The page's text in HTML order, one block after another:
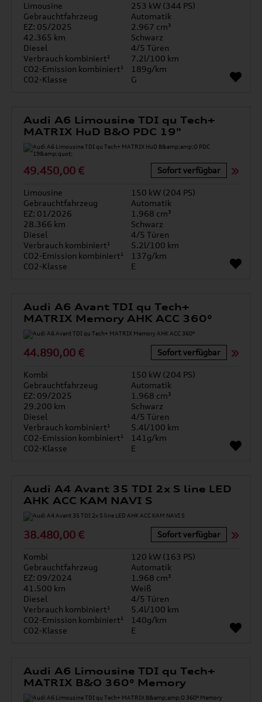
Limousine
253 kW (344 PS)
Gebrauchtfahrzeug
Automatik
EZ: 05/2025
2.967 cm³
42.365 km
Schwarz
Diesel
4/5 Türen
Verbrauch kombiniert¹
7.2l/100 km
CO2-Emission kombiniert¹
189g/km
CO2-Klasse
G
Audi A6 Limousine TDI qu Tech+
MATRIX HuD B&O PDC 19"
49.450,00 € Sofort verfügbar
Limousine
150 kW (204 PS)
Gebrauchtfahrzeug
Automatik
EZ: 01/2026
1.968 cm³
28.366 km
Schwarz
Diesel
4/5 Türen
Verbrauch kombiniert¹
5.2l/100 km
CO2-Emission kombiniert¹
137g/km
CO2-Klasse
E
Audi A6 Avant TDI qu Tech+
MATRIX Memory AHK ACC 360°
44.890,00 € Sofort verfügbar
Kombi
150 kW (204 PS)
Gebrauchtfahrzeug
Automatik
EZ: 09/2025
1.968 cm³
29.200 km
Schwarz
Diesel
4/5 Türen
Verbrauch kombiniert¹
5.4l/100 km
CO2-Emission kombiniert¹
141g/km
CO2-Klasse
E
Audi A4 Avant 35 TDI 2x S line LED
AHK ACC KAM NAVI S
38.480,00 € Sofort verfügbar
Kombi
120 kW (163 PS)
Gebrauchtfahrzeug
Automatik
EZ: 09/2024
1.968 cm³
41.500 km
Weiß
Diesel
4/5 Türen
Verbrauch kombiniert¹
5.4l/100 km
CO2-Emission kombiniert¹
140g/km
CO2-Klasse
E
Audi A6 Limousine TDI qu Tech+
MATRIX B&O 360° Memory